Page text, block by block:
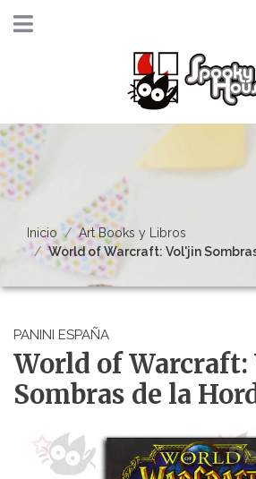
Inicio
Art Books y Libros
World of Warcraft: Vol'jin
PANINI ESPAÑA
World of
Sombras de la